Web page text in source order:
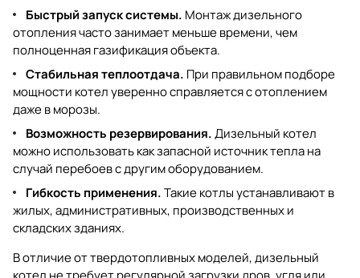
Быстрый запуск системы. Монтаж дизельного
отопления часто занимает меньше времени, чем
полноценная газификация объекта.
Стабильная теплоотдача. При правильном подборе
мощности котел уверенно справляется с отоплением
даже в морозы.
Возможность резервирования.Дизельный котел
можно использовать как запасной источник тепла на
случай перебоев с другим оборудованием.
Гибкость применения.Такие котлы устанавливают в
жилых, административных, производственных и
складских зданиях.
В отличие от твердотопливных моделей, дизельный